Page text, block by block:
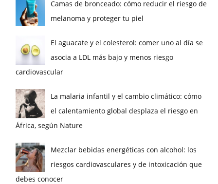
Camas de bronceado: cómo reducir el riesgo de
melanoma y proteger tu piel
El aguacate y el colesterol: comer uno al día se
asocia a LDL más bajo y menos riesgo
cardiovascular
La malaria infantil y el cambio climático: cómo
el calentamiento global desplaza el riesgo en
África, según Nature
Mezclar bebidas energéticas con alcohol: los
riesgos cardiovasculares y de intoxicación que
debes conocer